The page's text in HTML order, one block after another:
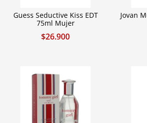
Guess Seductive Kiss EDT
75ml Mujer
$26.900
Jovan